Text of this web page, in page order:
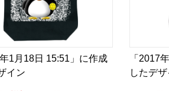
年1月18日 15:51」に作成
イン
「2017
したデ